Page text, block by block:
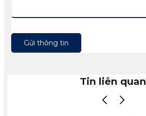
Gửi thông tin
Tin liên quan